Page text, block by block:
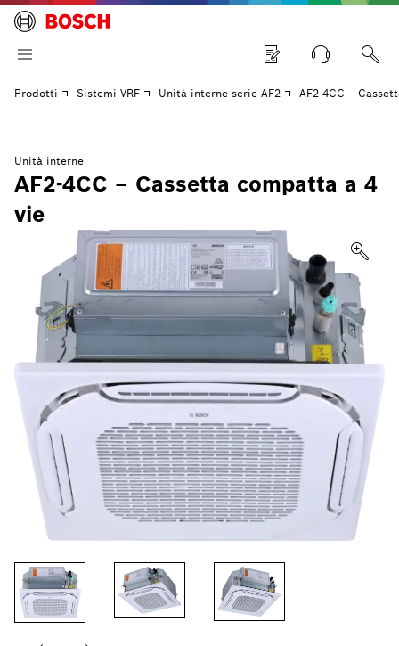
Prodotti Sistemi VRF Unità interne serie AF2 AF2-4CC –
Unità interne
AF2-4CC – Cassetta compatta a 4
vie